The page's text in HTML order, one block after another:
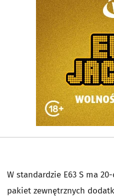
W standardzie E63 S ma
pakiet zewnętrznych